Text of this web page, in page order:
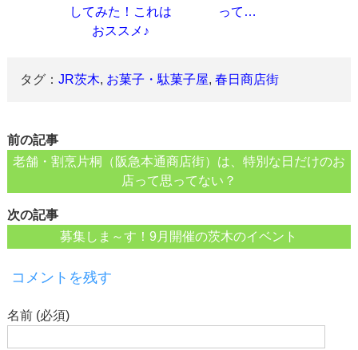
してみた！これは
おススメ♪
って…
タグ：JR茨木, お菓子・駄菓子屋,春日商店街
前の記事
老舗・割烹片桐（阪急本通商店街）は、特別な日だけのお
店って思ってない？
次の記事
募集しま～す！9月開催の茨木のイベント
コメントを残す
名前 (必須)